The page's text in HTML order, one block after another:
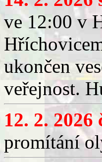
ve 12:00 v
ukončen
veřejnost.
12. 2.
promítání